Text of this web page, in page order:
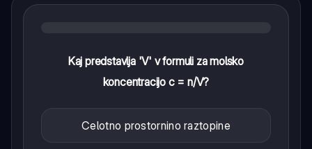
Kaj predstavlja 'V' v formuli za molsko
koncentracijo c = n/V?
Celotno prostornino raztopine